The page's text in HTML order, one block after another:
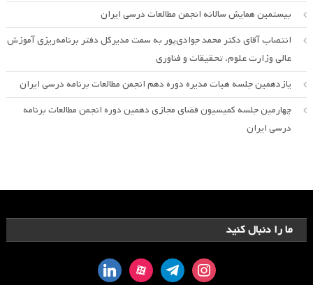
بیستمین همایش سالانه انجمن مطالعات درسی ایران
انتصاب آقای دکتر محمد جوادی‌پور به سمت مدیرکل دفتر برنامه‌ریزی آموزش
عالی وزارت علوم، تحقیقات و فناوری
یازدهمین جلسه هیات مدیره دوره دهم انجمن مطالعات برنامه درسی ایران
چهارمین جلسه کمیسیون فضای مجازی دهمین دوره انجمن مطالعات برنامه
درسی ایران
ما را دنبال کنید
instagram
telegram
aparat
linkedin